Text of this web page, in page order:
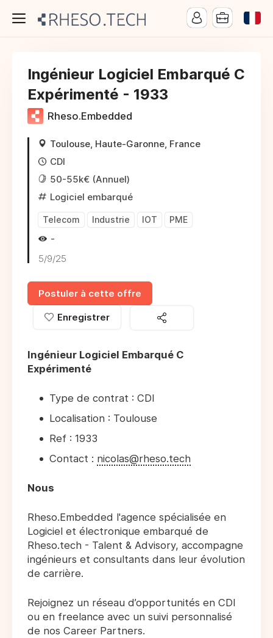
Ingénieur Logiciel Embarqué C
Expérimenté - 1933
Rheso.Embedded
Toulouse, Haute-Garonne, France
CDI
50-55k€ (Annuel)
Logiciel embarqué
Telecom Industrie IOT PME
-
5/9/25
Postuler à cette offre
Enregistrer
Ingénieur Logiciel Embarqué C
Expérimenté
Type de contrat : CDI
Localisation : Toulouse
Ref : 1933
Contact : nicolas@rheso.tech
Nous
Rheso.Embedded l'agence spécialisée en
Logiciel et électronique embarqué de
Rheso.tech - Talent & Advisory, accompagne
ingénieurs et consultants dans leur évolution
de carrière.
Rejoignez un réseau d’opportunités en CDI
ou en freelance avec un suivi personnalisé
de nos Career Partners.